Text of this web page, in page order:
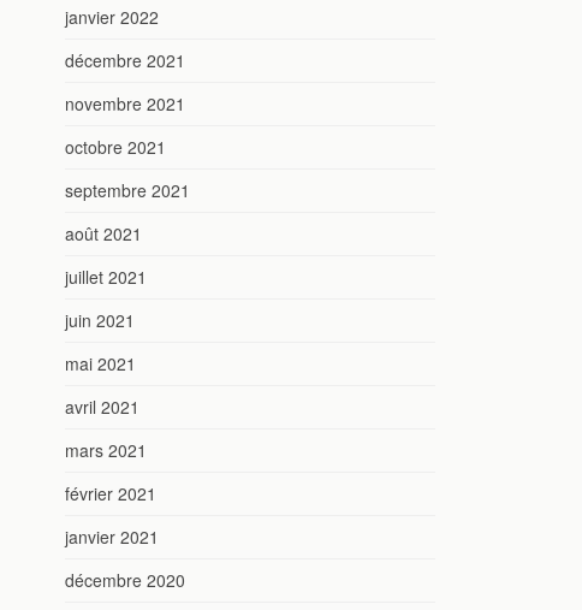
janvier 2022
décembre 2021
novembre 2021
octobre 2021
septembre 2021
août 2021
juillet 2021
juin 2021
mai 2021
avril 2021
mars 2021
février 2021
janvier 2021
décembre 2020